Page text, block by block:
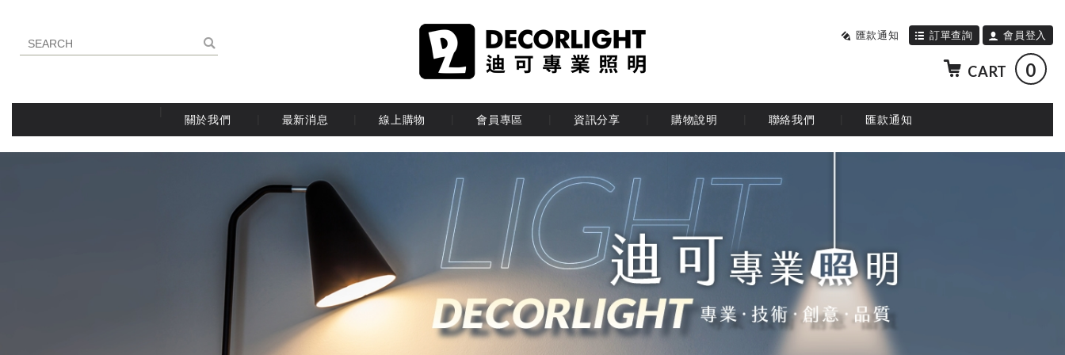
匯款通知 訂單查詢 會員登入
CART 0
關於我們 最新消息 線上購物 會員專區 資訊分享 購物說明 聯絡我們 匯款通知